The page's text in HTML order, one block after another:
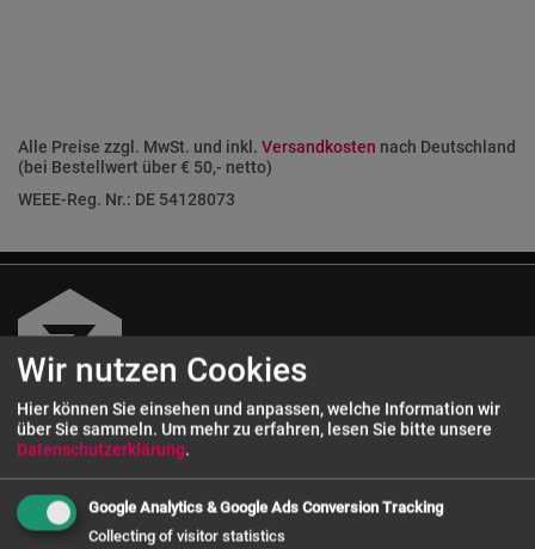
Alle Preise zzgl. MwSt. und inkl. Versandkosten nach Deutschland
(bei Bestellwert über € 50,- netto)
WEEE-Reg. Nr.: DE 54128073
Kundenservice
0 800 - 72 12 72 12
Wir nutzen Cookies
Hier können Sie einsehen und anpassen, welche Information wir
über Sie sammeln. Um mehr zu erfahren, lesen Sie bitte unsere
Datenschutzerklärung.
Google Analytics & Google Ads Conversion Tracking
Collecting of visitor statistics